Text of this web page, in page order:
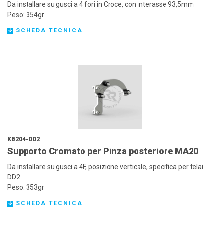
Da installare su gusci a 4 fori in Croce, con interasse 93,5mm
Peso: 354gr
SCHEDA TECNICA
KB204-DD2
Supporto Cromato per Pinza posteriore MA20
Da installare su gusci a 4F, posizione verticale, specifica per telai
DD2
Peso: 353gr
SCHEDA TECNICA